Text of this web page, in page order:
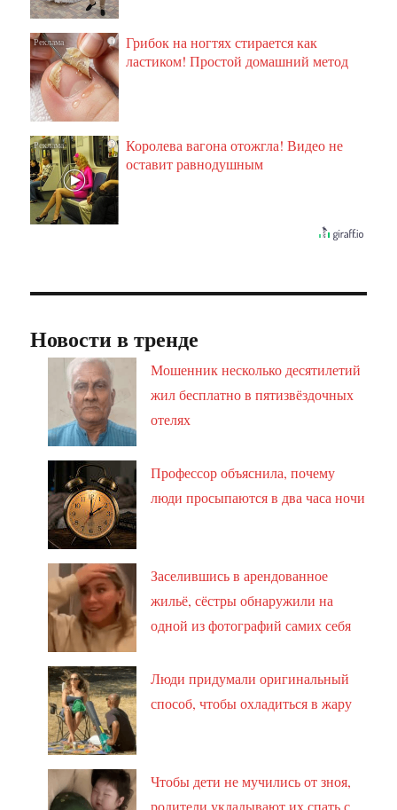
i
Грибок на ногтях стирается как
ластиком! Простой домашний метод
i
Королева вагона отожгла! Видео не
оставит равнодушным
Новости в тренде
Мошенник несколько десятилетий
жил бесплатно в пятизвёздочных
отелях
Профессор объяснила, почему
люди просыпаются в два часа ночи
Заселившись в арендованное
жильё, сёстры обнаружили на
одной из фотографий самих себя
Люди придумали оригинальный
способ, чтобы охладиться в жару
Чтобы дети не мучились от зноя,
родители укладывают их спать с